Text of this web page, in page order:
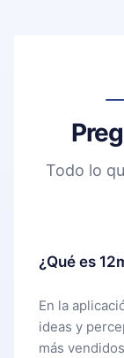
Todo lo
¿Qué es
En la
ideas y
más